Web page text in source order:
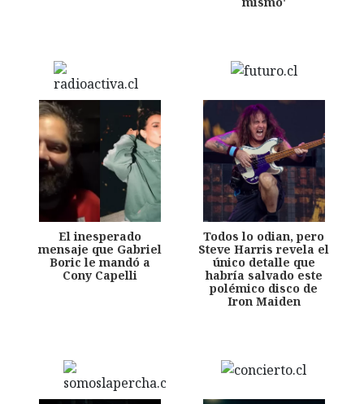
El inesperado
mensaje que Gabriel
Boric le mandó a
Cony Capelli
Todos lo odian, pero
Steve Harris revela el
único detalle que
habría salvado este
polémico disco de
Iron Maiden